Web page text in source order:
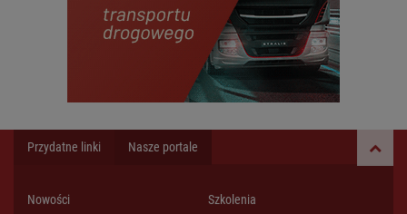
Przydatne linki Nasze portale
Nowości Szkolenia